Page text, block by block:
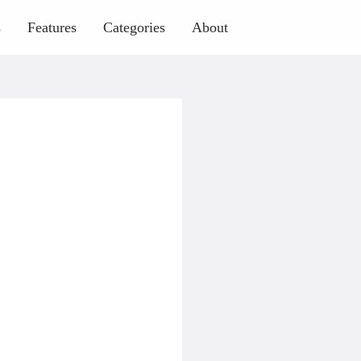
Features Categories About